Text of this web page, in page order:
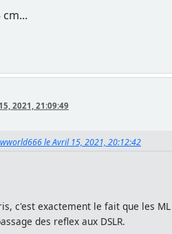
2021, 21:09:49
le Avril 15, 2021, 20:12:42
c'est exactement le fait que les
des reflex aux DSLR.